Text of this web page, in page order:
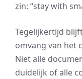
zin: “stay with
Tegelijkertijd
omvang van het
Niet alle
duidelijk of alle